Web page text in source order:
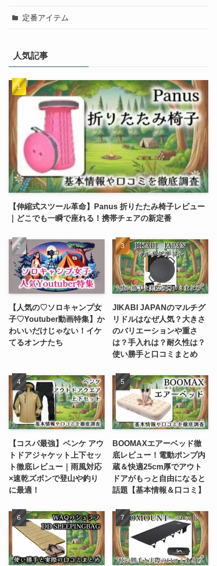
定番アイテム
人気記事
【伸縮式スツール革命】Panus 折りたたみ椅子レビュー
｜どこでも一瞬で座れる！携帯チェアの新定番
【人気の♡ソロキャンプ女
子♡Youtuber動画特集】か
わいいだけじゃない！イケ
てるオンナたち
JIKABI JAPANのマルチグ
リドルはなぜ人気？大きさ
のバリエーションや重さ
は？手入れは？耐久性は？
使い勝手と口コミまとめ
【コスパ最強】ベンケ アウ
トドアジャケット上下セッ
ト徹底レビュー｜雨風対応
×速乾ズボンで登山や釣り
に最適！
BOOMAXエアーベッド徹
底レビュー！電動ポンプ内
蔵＆快適25cm厚でアウト
ドアがもっと自由になると
話題【基本情報＆口コミ】